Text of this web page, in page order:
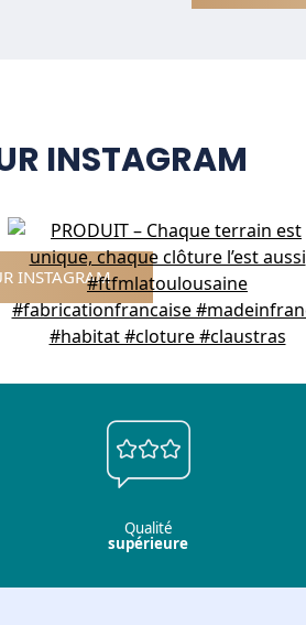
INSTAGRAM
INSTAGRAM
Qualité
supérieure